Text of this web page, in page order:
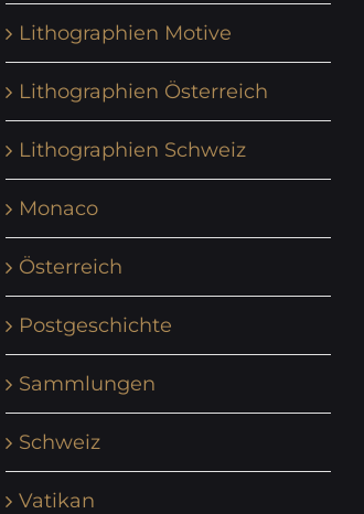
Lithographien Motive
Lithographien Österreich
Lithographien Schweiz
Monaco
Österreich
Postgeschichte
Sammlungen
Schweiz
Vatikan